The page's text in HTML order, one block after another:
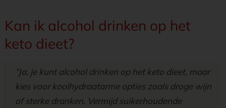
Kan ik alcohol drinken op het
keto dieet?
“Ja, je kunt alcohol drinken op het keto dieet, maar
kies voor koolhydraatarme opties zoals droge wijn
of sterke dranken. Vermijd suikerhoudende